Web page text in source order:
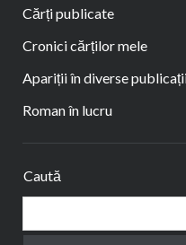
Cărți publicate
Cronici cărților mele
Apariții în diverse
Roman în lucru
Caută